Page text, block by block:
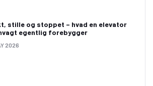
stille og stoppet – hvad en elevator
egentlig forebygger
2026